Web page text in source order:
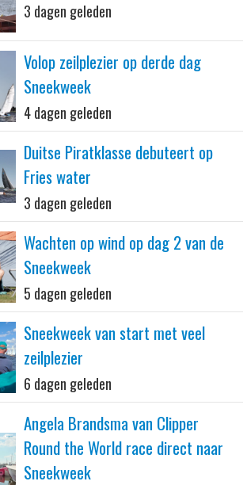
3 dagen geleden
Volop zeilplezier op derde dag
Sneekweek
4 dagen geleden
Duitse Piratklasse debuteert op
Fries water
3 dagen geleden
Wachten op wind op dag 2 van de
Sneekweek
5 dagen geleden
Sneekweek van start met veel
zeilplezier
6 dagen geleden
Angela Brandsma van Clipper
Round the World race direct naar
Sneekweek